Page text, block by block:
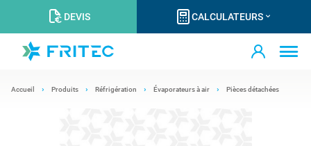
DEVIS CALCULATEURS
Accueil Produits Réfrigération Évaporateurs à air Pièces détachées